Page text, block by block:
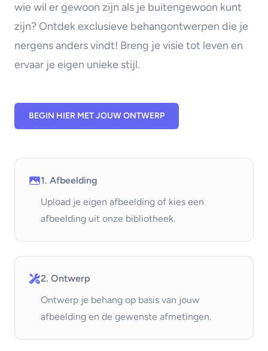
wie wil er gewoon zijn als je buitengewoon kunt
zijn? Ontdek exclusieve behangontwerpen die je
nergens anders vindt! Breng je visie tot leven en
ervaar je eigen unieke stijl.
BEGIN HIER MET JOUW ONTWERP
1. Afbeelding
Upload je eigen afbeelding of kies een
afbeelding uit onze bibliotheek.
2. Ontwerp
Ontwerp je behang op basis van jouw
afbeelding en de gewenste afmetingen.